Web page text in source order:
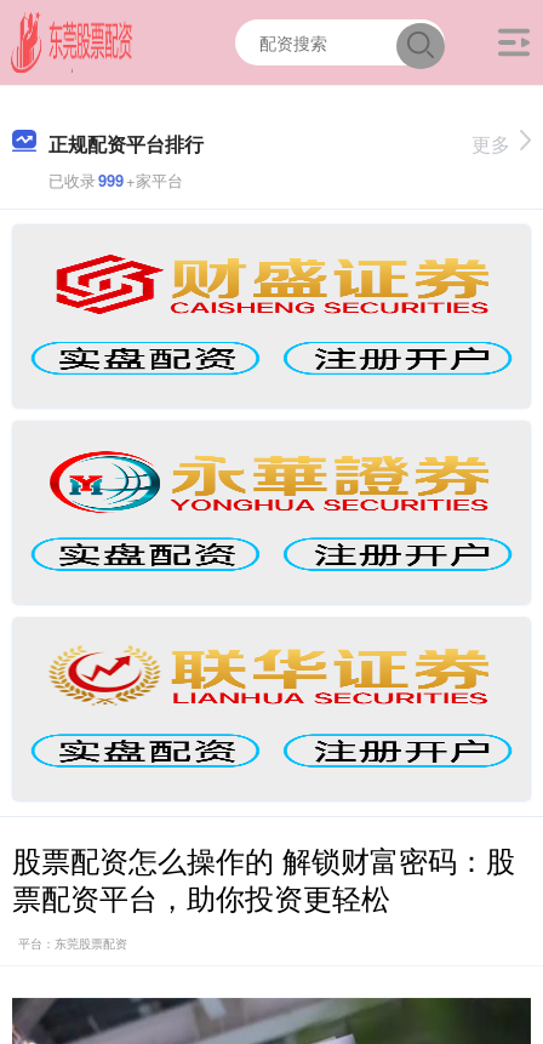
正规配资平台排行
已收录999+家平台
更多
股票配资怎么操作的 解锁财富密码：股
票配资平台，助你投资更轻松
平台：东莞股票配资